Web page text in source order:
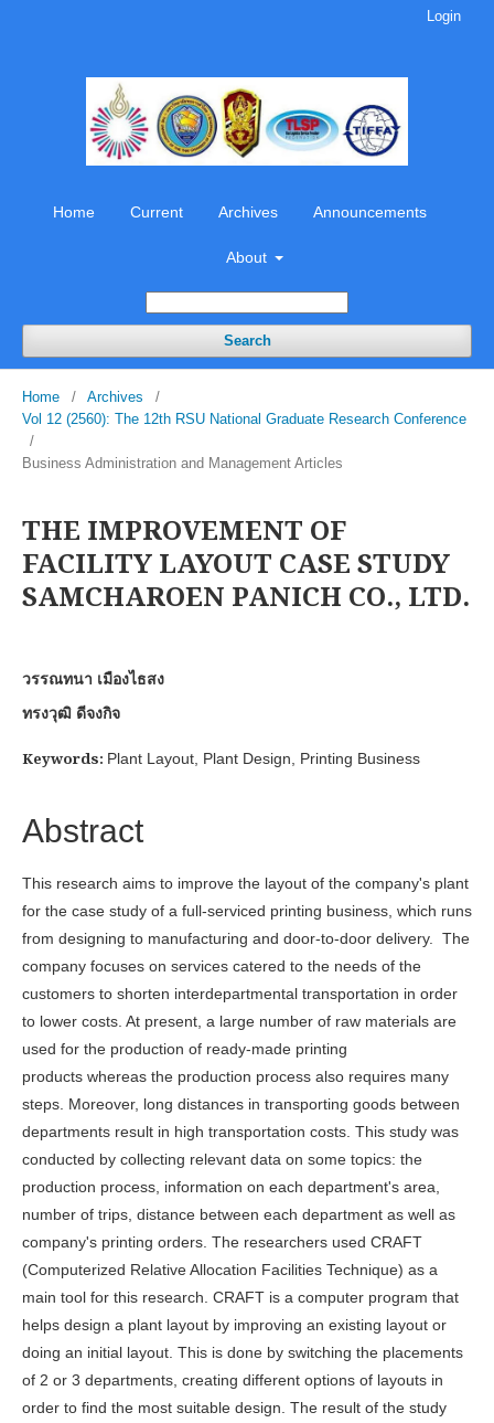
Home Current Archives Announcements
About
Search
Login
Home / Archives
/
Vol 12 (2560): The 12th RSU National Graduate Research Conference
/
Business Administration and Management Articles
THE IMPROVEMENT OF
FACILITY LAYOUT CASE STUDY
SAMCHAROEN PANICH CO., LTD.
วรรณทนา เมืองไธสง
ทรงวุฒิ ดีจงกิจ
Keywords: Plant Layout, Plant Design, Printing Business
Abstract
This research aims to improve the layout of the company's plant
for the case study of a full-serviced printing business, which runs
from designing to manufacturing and door-to-door delivery. The
company focuses on services catered to the needs of the
customers to shorten interdepartmental transportation in order
to lower costs. At present, a large number of raw materials are
used for the production of ready-made printing
products whereas the production process also requires many
steps. Moreover, long distances in transporting goods between
departments result in high transportation costs. This study was
conducted by collecting relevant data on some topics: the
production process, information on each department's area,
number of trips, distance between each department as well as
company's printing orders. The researchers used CRAFT
(Computerized Relative Allocation Facilities Technique) as a
main tool for this research. CRAFT is a computer program that
helps design a plant layout by improving an existing layout or
doing an initial layout. This is done by switching the placements
of 2 or 3 departments, creating different options of layouts in
order to find the most suitable design. The result of the study